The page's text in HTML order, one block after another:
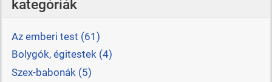
kategóriák
Az emberi test (61)
Bolygók, égitestek (4)
Szex-babonák (5)